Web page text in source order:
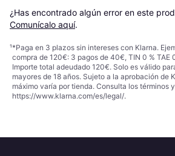
¿Has encontrado algún error en este
Comunícalo aquí.
¹*Paga en 3 plazos sin intereses con Klarna.
compra de 120€: 3 pagos de 40€, TIN 0 % TAE
Importe total adeudado 120€. Solo es válido
mayores de 18 años. Sujeto a la aprobación de
máximo varía por tienda. Consulta los términos
https://www.klarna.com/es/legal/.